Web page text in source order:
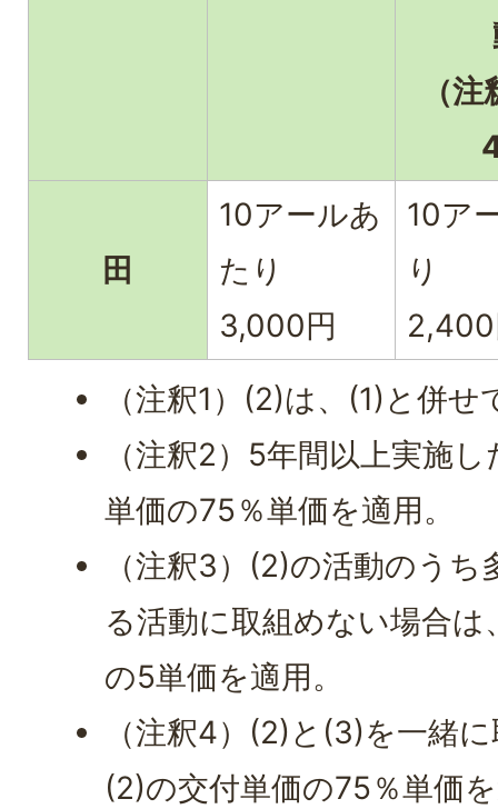
（
田
10アールあ
たり
3,000円
10ア
り
（注釈1）(2)は、(1)と併
（注釈2）5年間以上実施
単価の75％単価を適用。
（注釈3）(2)の活動のう
る活動に取組めない場合
の5単価を適用。
（注釈4）(2)と(3)を一緒
(2)の交付単価の75％単価